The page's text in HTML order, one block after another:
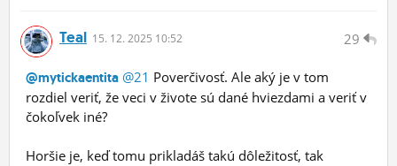
29
Teal 15. 12. 2025 10:52
@mytickaentita @21 Poverčivosť. Ale aký je v tom
rozdiel veriť, že veci v živote sú dané hviezdami a veriť v
čokoľvek iné?
Horšie je, keď tomu prikladáš takú dôležitosť, tak